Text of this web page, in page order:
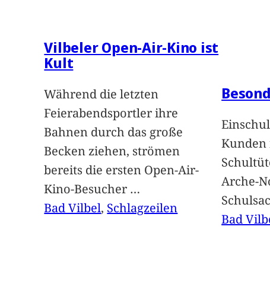
Vilbeler Open-Air-Kino ist
Kult
Während die letzten
Feierabendsportler ihre
Bahnen durch das große
Becken ziehen, strömen
bereits die ersten Open-Air-
Kino-Besucher …
Bad Vilbel, Schlagzeilen
Kunden
Arche-
Bad